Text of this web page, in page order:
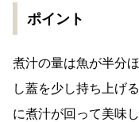
ポイント
煮汁の量は魚が半分
し蓋を少し持ち上げ
に煮汁が回って美味